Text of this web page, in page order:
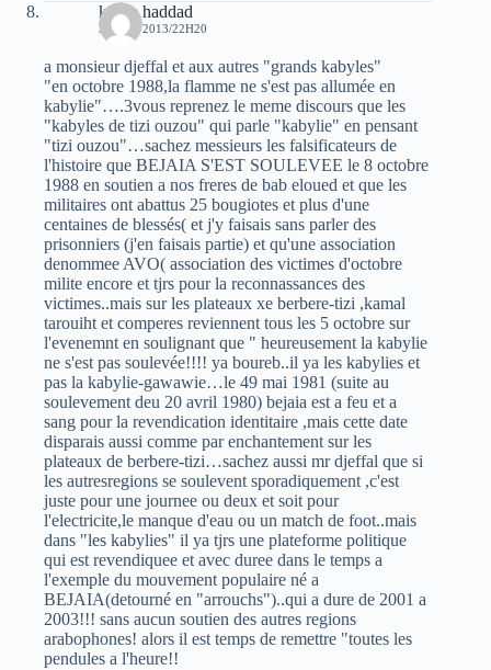
karim haddad
30 MAI 2013/22H20
a monsieur djeffal et aux autres "grands kabyles"
"en octobre 1988,la flamme ne s'est pas allumée en
kabylie"….3vous reprenez le meme discours que les
"kabyles de tizi ouzou" qui parle "kabylie" en pensant
"tizi ouzou"…sachez messieurs les falsificateurs de
l'histoire que BEJAIA S'EST SOULEVEE le 8 octobre
1988 en soutien a nos freres de bab eloued et que les
militaires ont abattus 25 bougiotes et plus d'une
centaines de blessés( et j'y faisais sans parler des
prisonniers (j'en faisais partie) et qu'une association
denommee AVO( association des victimes d'octobre
milite encore et tjrs pour la reconnassances des
victimes..mais sur les plateaux xe berbere-tizi ,kamal
tarouiht et comperes reviennent tous les 5 octobre sur
l'evenemnt en soulignant que " heureusement la kabylie
ne s'est pas soulevée!!!! ya boureb..il ya les kabylies et
pas la kabylie-gawawie…le 49 mai 1981 (suite au
soulevement deu 20 avril 1980) bejaia est a feu et a
sang pour la revendication identitaire ,mais cette date
disparais aussi comme par enchantement sur les
plateaux de berbere-tizi…sachez aussi mr djeffal que si
les autresregions se soulevent sporadiquement ,c'est
juste pour une journee ou deux et soit pour
l'electricite,le manque d'eau ou un match de foot..mais
dans "les kabylies" il ya tjrs une plateforme politique
qui est revendiquee et avec duree dans le temps a
l'exemple du mouvement populaire né a
BEJAIA(detourné en "arrouchs")..qui a dure de 2001 a
2003!!! sans aucun soutien des autres regions
arabophones! alors il est temps de remettre "toutes les
pendules a l'heure!!